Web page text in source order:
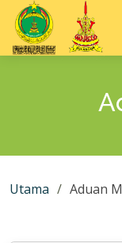
Utama Aduan